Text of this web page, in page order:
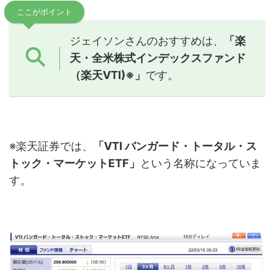
ここがポイント
ジェイソンさんのおすすめは、
「楽
天・全米株式インデックスファンド
（楽天VTI)※」 です。
※楽天証券では、
「VTI バンガード・トータル・ス
トック・マーケットETF」
という名称になっていま
す。